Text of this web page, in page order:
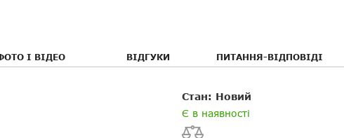
І ВІДЕО ВІДГУКИ ПИТАННЯ-ВІДПОВІДІ
Стан: Новий
Є в наявності